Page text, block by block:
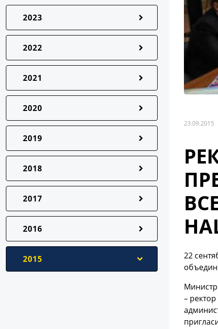
2023
2022
2021
2020
2019
2018
2017
2016
2015
23.09.2015
22
–